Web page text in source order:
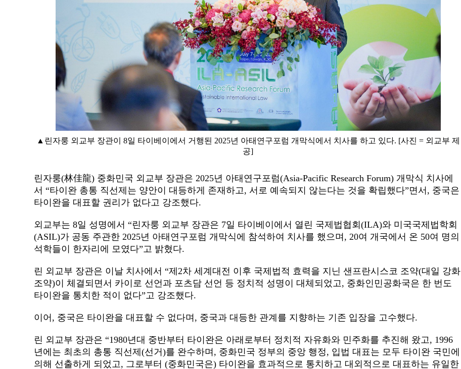
▲린자룽 외교부 장관이 8일 타이베이에서 거행된 2025년 아태연구포럼 개막식에서 치사를 하고 있다. [사진 = 외교부 제
공]
린자룽(林佳龍) 중화민국 외교부 장관은2025년 아태연구포럼(Asia-Pacific Research Forum)개막식 치사에
서“타이완 총통 직선제는 양안이 대등하게 존재하고, 서로 예속되지 않는다는 것을 확립했다”면서 , 중국은
타이완을 대표할 권리가 없다고 강조했다.
외교부는 8일 성명에서“린자룽 외교부 장관은 7일 타이베이에서 열린 국제법협회(ILA)와 미국국제법학회
(ASIL)가 공동 주관한2025년 아태연구포럼 개막식에 참석하여 치사를 했으며 , 20여 개국에서 온 50여 명의
석학들이 한자리에 모였다”고 밝혔다.
린 외교부 장관은 이날 치사에서“제2차 세계대전 이후 국제법적 효력을 지닌 샌프란시스코 조약(대일 강화
조약)이 체결되면서 카이로 선언과 포츠담 선언 등 정치적 성명이 대체되었고, 중화인민공화국은 한 번도
타이완을 통치한 적이 없다”고 강조했다.
이어 , 중국은 타이완을 대표할 수 없다며 , 중국과 대등한 관계를 지향하는 기존 입장을 고수했다.
린 외교부 장관은“1980년대 중반부터 타이완은 아래로부터 정치적 자유화와 민주화를 추진해 왔고, 1996
년에는 최초의 총통 직선제(선거)를 완수하며 , 중화민국 정부의 중앙 행정, 입법 대표는 모두 타이완 국민에
의해 선출하게 되었고, 그로부터(중화민국은) 타이완을 효과적으로 통치하고 대외적으로 대표하는 유일한